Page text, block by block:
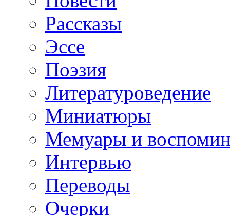
Рассказы
Эссе
Поэзия
Литературоведение
Миниатюры
Мемуары и
Интервью
Переводы
Очерки